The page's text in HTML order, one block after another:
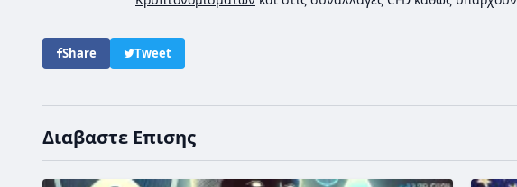
Share Tweet
Διαβαστε Επισης